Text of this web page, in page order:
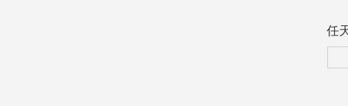
任